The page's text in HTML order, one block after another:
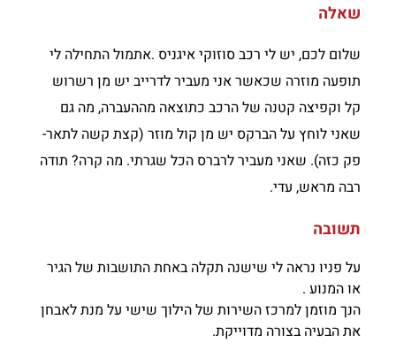
שאלה
שלום לכם, יש לי רכב סוזוקי איגניס .אתמול התחילה לי
תופעה מוזרה שכאשר אני מעביר לדרייב יש מן רשרוש
קל וקפיצה קטנה של הרכב כתוצאה מההעברה, מה גם
שאני לוחץ על הברקס יש מן קול מוזר (קצת קשה לתאר-
פק כזה). שאני מעביר לרברס הכל שגרתי. מה קרה? תודה
רבה מראש, עדי.
תשובה
על פניו נראה לי שישנה תקלה באחת התושבות של הגיר
או המנוע .
הנך מוזמן למרכז השירות של הילוך שישי על מנת לאבחן
את הבעיה בצורה מדוייקת.